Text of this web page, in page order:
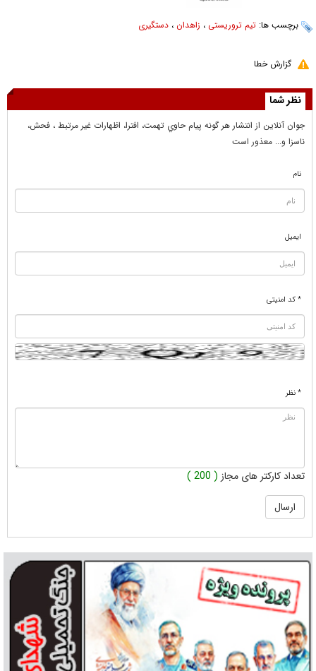
برچسب ها: تیم تروریستی ، زاهدان ، دستگیری
گزارش خطا
نظر شما
جوان آنلاين از انتشار هر گونه پيام حاوي تهمت، افترا، اظهارات غير مرتبط ، فحش،
ناسزا و... معذور است
نام
ایمیل
* کد امنیتی
* نظر
تعداد کارکتر های مجاز ( 200 )